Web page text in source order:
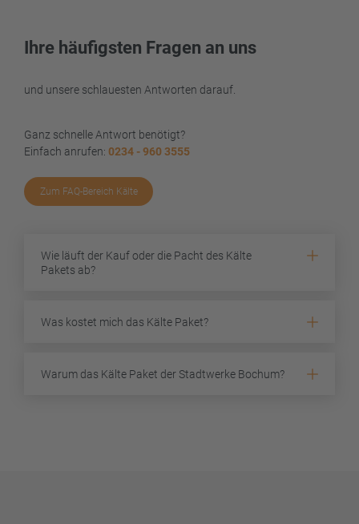
Ihre häufigsten Fragen an uns
und unsere schlauesten Antworten darauf.
Ganz schnelle Antwort benötigt?
Einfach anrufen: 0234 - 960 3555
Zum FAQ-Bereich Kälte
Wie läuft der Kauf oder die Pacht des Kälte
Pakets ab?
Was kostet mich das Kälte Paket?
Warum das Kälte Paket der Stadtwerke Bochum?